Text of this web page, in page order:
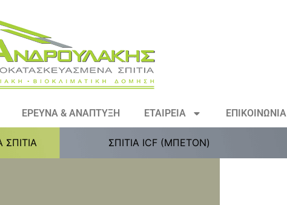
ΕΡΕΥΝΑ & ΑΝΑΠΤΥΞΗ ΕΤΑΙΡΕΙΑ ΕΠΙΚΟΙΝΩΝΙΑ
ΣΠΙΤΙΑ ICF (ΜΠΕΤΟΝ)